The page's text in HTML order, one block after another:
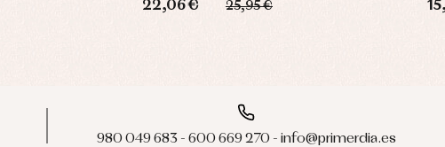
22,06 € 25,95 €
980 049 683 - 600 669 270 - info@primerdia.es